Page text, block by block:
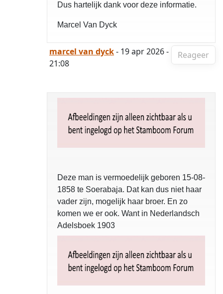
Dus hartelijk dank voor deze informatie.
Marcel Van Dyck
Reageer
marcel van dyck- 19 apr 2026 -
21:08
Deze man is vermoedelijk geboren 15-08-
1858 te Soerabaja. Dat kan dus niet haar
vader zijn, mogelijk haar broer. En zo
komen we er ook. Want in Nederlandsch
Adelsboek 1903